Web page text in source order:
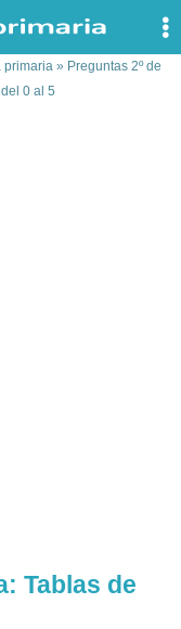
primaria » Preguntas 2º de
0 al 5
Tablas de